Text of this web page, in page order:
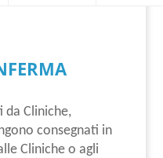
da Cliniche,
consegnati in
Cliniche o agli